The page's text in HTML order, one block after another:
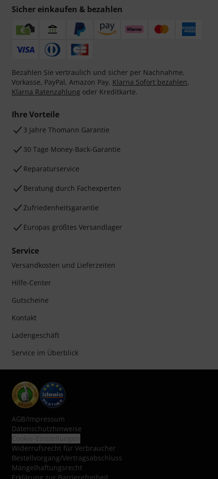
Sicher einkaufen & bezahlen
Bezahlen Sie vertraulich und sicher per Nachnahme,
Vorkasse, PayPal, Amazon Pay, Klarna Sofort bezahlen,
Klarna Ratenzahlung oder Kreditkarte.
Ihre Vorteile
3 Jahre Thomann Garantie
30 Tage Money-Back-Garantie
Reparaturservice
Beratung durch Fachexperten
Zufriedenheitsgarantie
Europas größtes Versandlager
Service
Versandkosten und Lieferzeiten
Hilfe-Center
Gutscheine
Kontakt
Ladengeschäft
Service im Überblick
AGB/Impressum
Datenschutzhinweise
Widerrufsrecht für Verbraucher
Bestellvorgang/Vertragsabschluss
Mängelhaftungsrecht